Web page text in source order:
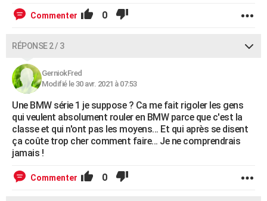
Bricolage
Lifestyle
Culture
Sport
Auto
Television
Voyage
Cinema Commenter 0
RÉPONSE 2 / 3
GerniokFred
Modifié le 30 avr. 2021 à 07:53
Une BMW série 1 je suppose ? Ca me fait rigoler les gens
qui veulent absolument rouler en BMW parce que c'est la
classe et qui n'ont pas les moyens... Et qui après se disent
ça coûte trop cher comment faire... Je ne comprendrais
jamais !
Commenter 0